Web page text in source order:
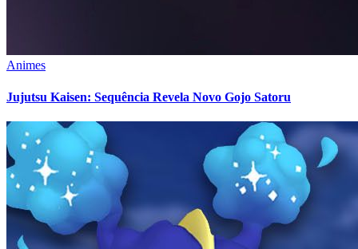
Animes
Jujutsu Kaisen: Sequência Revela Novo Gojo Satoru